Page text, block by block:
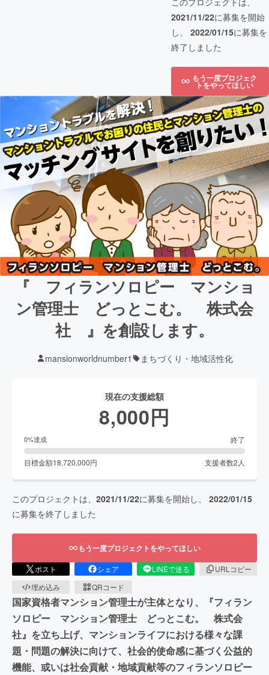
2021/11/22に募集を開始
し、 2022/01/15に募集を
終了しました
もう一度プロジェク
トをやってほしい
『 フィランソロピー マンショ
ン管理士 どっとこむ。 株式会
社 』を創設します。
mansionworldnumber1 まちづくり・地域活性化
現在の支援総額
8,000円
0%達成 終了
目標金額18,720,000円 支援者数2 人
このプロジェクトは、 2021/11/22に募集を開始し、 2022/01/15
に募集を終了しました
もう一度プロジェクトをやってほしい
ポスト シェア LINEで送る
URLコピー
埋め込み
QRコード
国家資格者マンション管理士が主体となり、『フィラン
ソロピー マンション管理士 どっとこむ。 株式会
社』を立ち上げ、マンションライフにおける様々な課
題・問題の解決に向けて、社会的使命感に基づく公益的
機能、或いは社会貢献・地域貢献等のフィランソロピー